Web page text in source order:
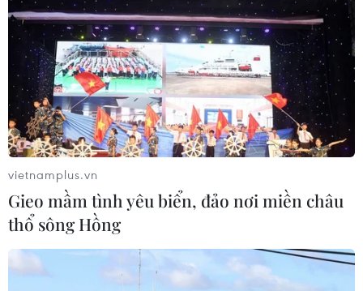
#8/3
Tiến "Bịp" hầu tòa trong vụ
Nhanh chóng hoàn thiện
vietnamplus.vn
Gieo mầm tình yêu biển, đảo nơi miền châu
thổ sông Hồng